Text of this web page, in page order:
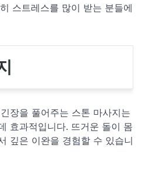
스트레스를 많이 받는 분들에
장을 풀어주는 스톤 마사지는
효과적입니다. 뜨거운 돌이 몸
깊은 이완을 경험할 수 있습니